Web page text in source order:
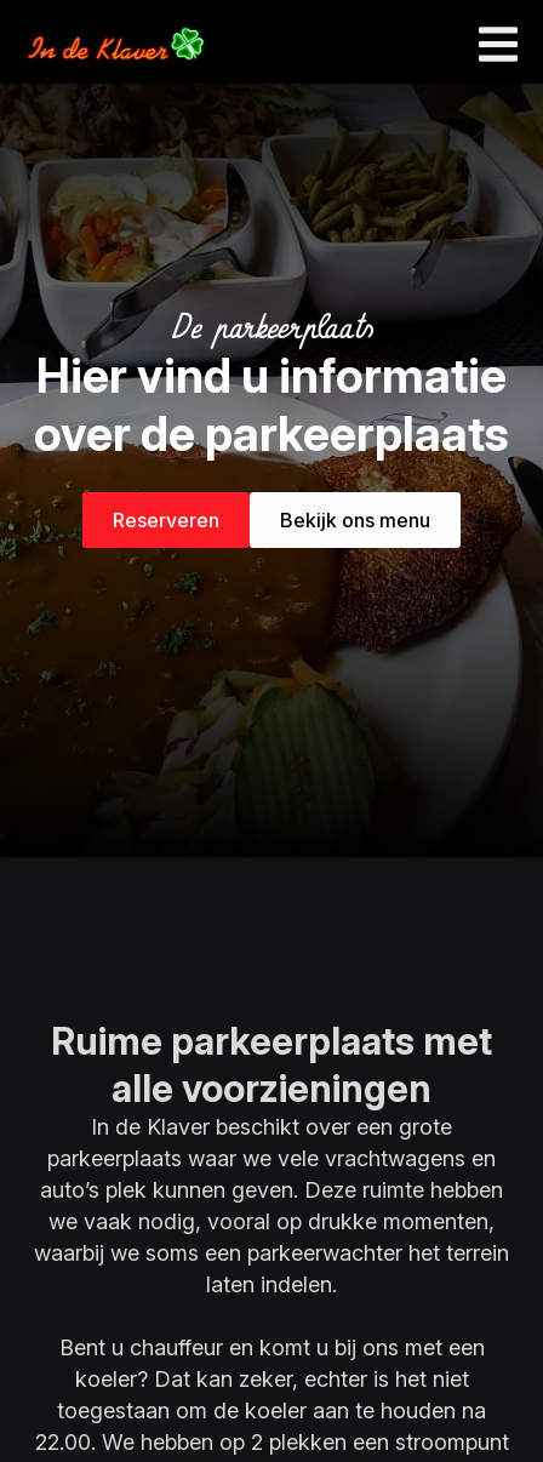
De parkeerplaats
Hier vind u informatie
over de parkeerplaats
Reserveren Bekijk ons menu
Ruime parkeerplaats met
alle voorzieningen
In de Klaver beschikt over een grote
parkeerplaats waar we vele vrachtwagens en
auto’s plek kunnen geven. Deze ruimte hebben
we vaak nodig, vooral op drukke momenten,
waarbij we soms een parkeerwachter het terrein
laten indelen.
Bent u chauffeur en komt u bij ons met een
koeler? Dat kan zeker, echter is het niet
toegestaan om de koeler aan te houden na
22.00. We hebben op 2 plekken een stroompunt